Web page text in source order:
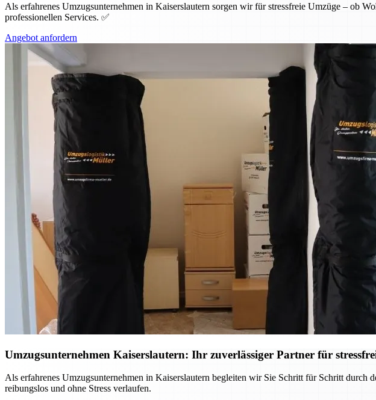
Als erfahrenes Umzugsunternehmen in Kaiserslautern sorgen wir für stressfreie Umzüge – ob
professionellen Services. ✅
Angebot anfordern
Umzugsunternehmen Kaiserslautern: Ihr zuverlässiger Partner für
Als erfahrenes Umzugsunternehmen in Kaiserslautern begleiten wir Sie Schritt für Schritt
reibungslos und ohne Stress verlaufen.